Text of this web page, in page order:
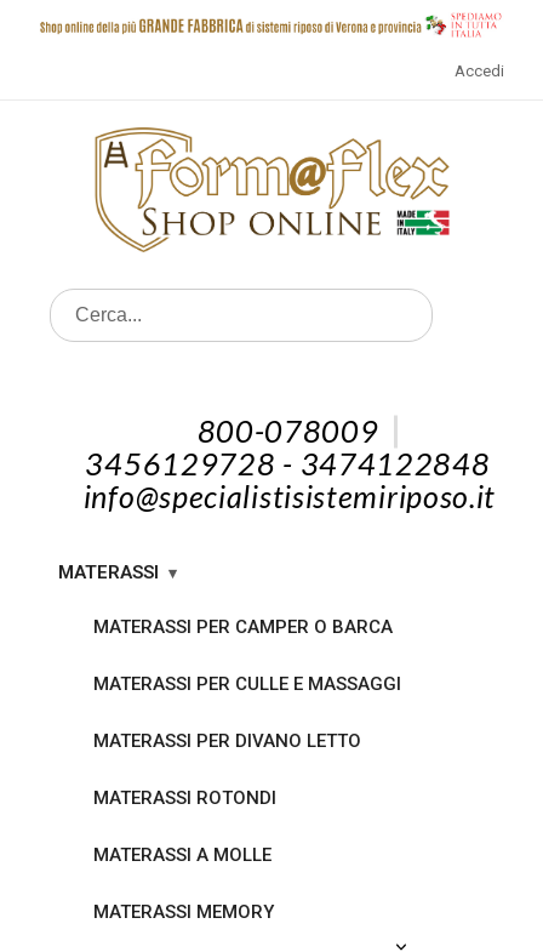
Accedi
800-078009
3456129728 - 3474122848
info@specialistisistemiriposo.it
MATERASSI
MATERASSI PER CAMPER O BARCA
MATERASSI PER CULLE E MASSAGGI
MATERASSI PER DIVANO LETTO
MATERASSI ROTONDI
MATERASSI A MOLLE
MATERASSI MEMORY